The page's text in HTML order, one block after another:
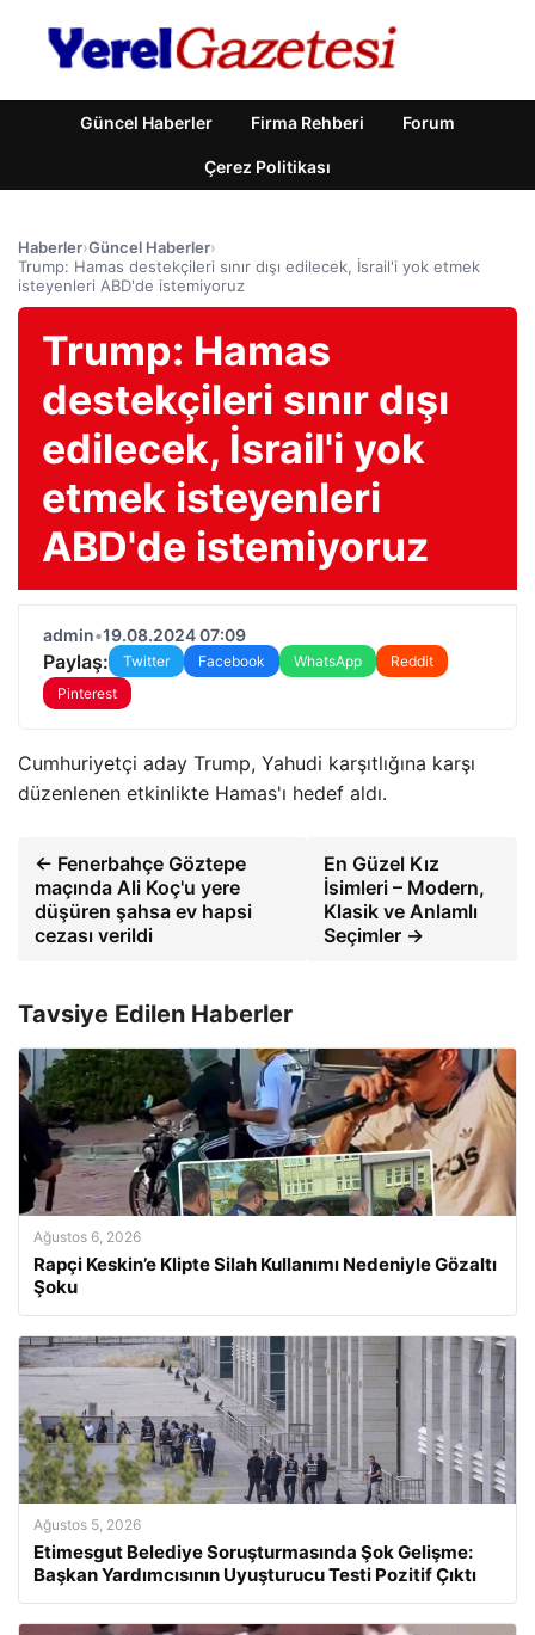
Güncel Haberler Firma Rehberi Forum
Çerez Politikası
Haberler›Güncel Haberler›
Trump: Hamas destekçileri sınır dışı edilecek, İsrail'i yok etmek
isteyenleri ABD'de istemiyoruz
Trump: Hamas
destekçileri sınır dışı
edilecek, İsrail'i yok
etmek isteyenleri
ABD'de istemiyoruz
admin•19.08.2024 07:09
Paylaş: Twitter Facebook WhatsApp
Reddit
Pinterest
Cumhuriyetçi aday Trump, Yahudi karşıtlığına karşı
düzenlenen etkinlikte Hamas'ı hedef aldı.
← Fenerbahçe Göztepe
maçında Ali Koç'u yere
düşüren şahsa ev hapsi
cezası verildi
En Güzel Kız
İsimleri – Modern,
Klasik ve Anlamlı
Seçimler →
Tavsiye Edilen Haberler
Ağustos 6, 2026
Rapçi Keskin’e Klipte Silah Kullanımı Nedeniyle Gözaltı
Şoku
Ağustos 5, 2026
Etimesgut Belediye Soruşturmasında Şok Gelişme:
Başkan Yardımcısının Uyuşturucu Testi Pozitif Çıktı